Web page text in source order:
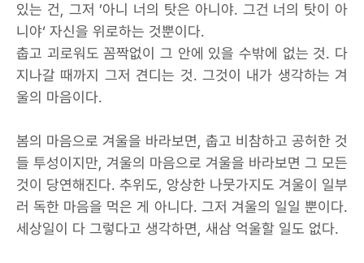
있는 건, 그저 ’아니 너의 탓은 아니야. 그건 너의 탓이 아
니야‘ 자신을 위로하는 것뿐이다.
춥고 괴로워도 꼼짝없이 그 안에 있을 수밖에 없는 것. 다
지나갈 때까지 그저 견디는 것. 그것이 내가 생각하는 겨
울의 마음이다.
봄의 마음으로 겨울을 바라보면, 춥고 비참하고 공허한 것
들 투성이지만, 겨울의 마음으로 겨울을 바라보면 그 모든
것이 당연해진다. 추위도, 앙상한 나뭇가지도 겨울이 일부
러 독한 마음을 먹은 게 아니다. 그저 겨울의 일일 뿐이다.
세상일이 다 그렇다고 생각하면, 새삼 억울할 일도 없다.